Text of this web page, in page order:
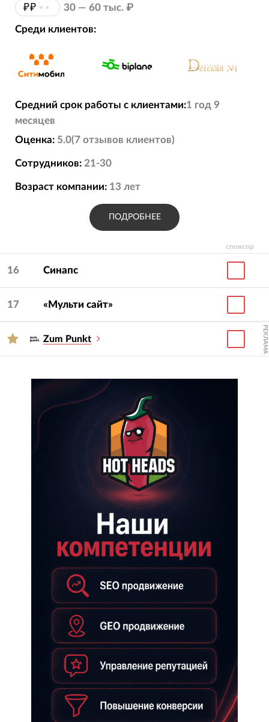
спонсор
₽₽ •• 30 — 60 тыс. ₽
Среди клиентов:
Средний срок работы с клиентами:1 год 9
месяцев
Оценка: 5.0(7 отзывов клиентов)
Сотрудников: 21-30
Возраст компании: 13 лет
ПОДРОБНЕЕ
16 Синапс
17 «Мульти сайт»
Zum Punkt РЕКЛАМА